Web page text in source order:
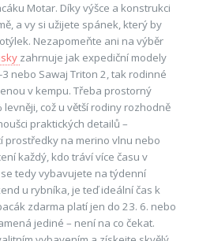
Motar. Díky výšce a konstrukci
a vy si užijete spánek, který by
Nezapomeňte ani na výběr
zahrnuje jak expediční modely
nebo Sawaj Triton 2, tak rodinné
v kempu. Třeba prostorný
což u větší rodiny rozhodně
praktických detailů –
prostředky na merino vlnu nebo
každý, kdo tráví více času v
tedy vybavujete na týdenní
u rybníka, je teď ideální čas k
zdarma platí jen do 23. 6. nebo
jediné – není na co čekat.